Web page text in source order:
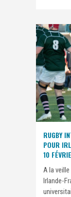
RUGBY
POUR
10
A la
Irlande-